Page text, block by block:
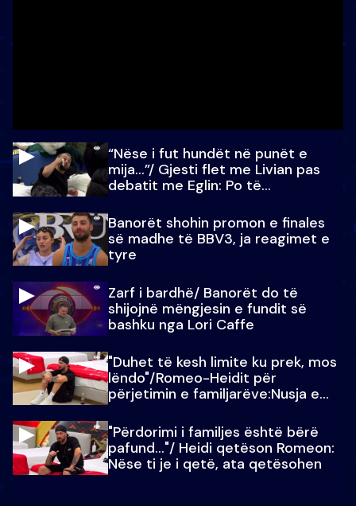
“Nëse i fut hundët në punët e
mija…”/ Gjesti flet me Livian pas
debatit me Eglin: Po të
Banorët shohin promon e finales
së madhe të BBV3, ja reagimet e
tyre
Zarf i bardhë/ Banorët do të
shijojnë mëngjesin e fundit së
bashku nga Lori Caffe
"Duhet të kesh limite ku prek, mos
lëndo"/Romeo-Heidit për
përjetimin e familjarëve:Nusja e
"Përdorimi i familjes është bërë
pafund…"/ Heidi qetëson Romeon:
Nëse ti je i qetë, ata qetësohen